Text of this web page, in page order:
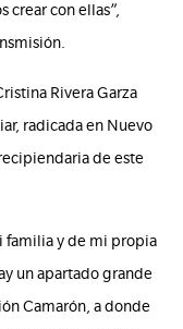
crear con ellas”,
Rivera Garza
radicada en Nuevo
de este
familia y de mi propia
un apartado grande
Camarón, a donde